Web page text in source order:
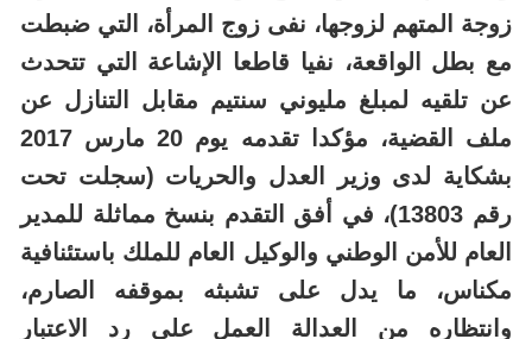
زوجة المتهم لزوجها، نفى زوج المرأة، التي ضبطت
مع بطل الواقعة، نفيا قاطعا الإشاعة التي تتحدث
عن تلقيه لمبلغ مليوني سنتيم مقابل التنازل عن
ملف القضية، مؤكدا تقدمه يوم 20 مارس 2017
بشكاية لدى وزير العدل والحريات (سجلت تحت
رقم 13803)، في أفق التقدم بنسخ مماثلة للمدير
العام للأمن الوطني والوكيل العام للملك باستئنافية
مكناس، ما يدل على تشبثه بموقفه الصارم،
وانتظاره من العدالة العمل على رد الاعتبار